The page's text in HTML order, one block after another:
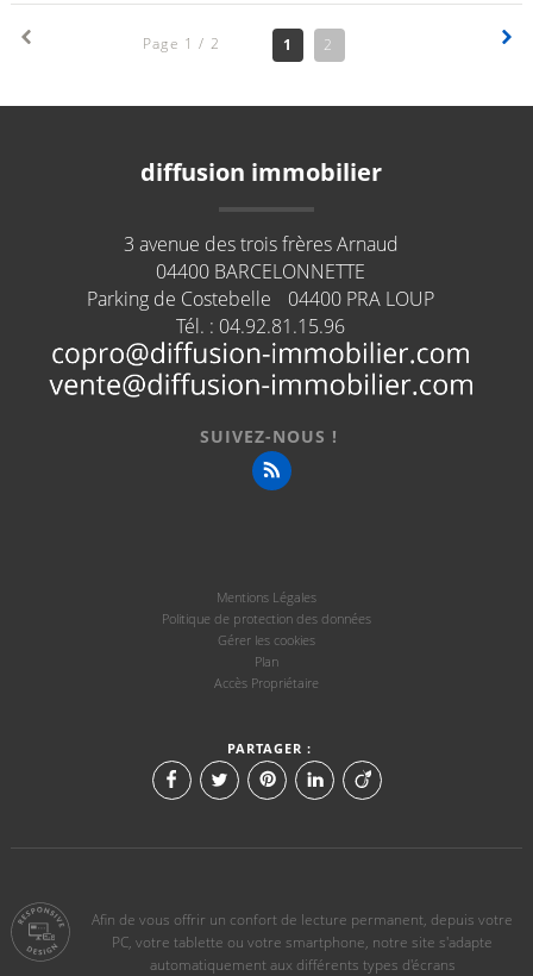
Page 1 / 2 1 2
diffusion immobilier
3 avenue des trois frères Arnaud
04400 BARCELONNETTE
Parking de Costebelle
04400 PRA LOUP
Tél. : 04.92.81.15.96
SUIVEZ-NOUS !
Mentions Légales
Politique de protection des données
Gérer les cookies
Plan
Accès Propriétaire
PARTAGER :
Afin de vous offrir un confort de lecture permanent, depuis votre
PC, votre tablette ou votre smartphone, notre site s'adapte
automatiquement aux différents types d'écrans